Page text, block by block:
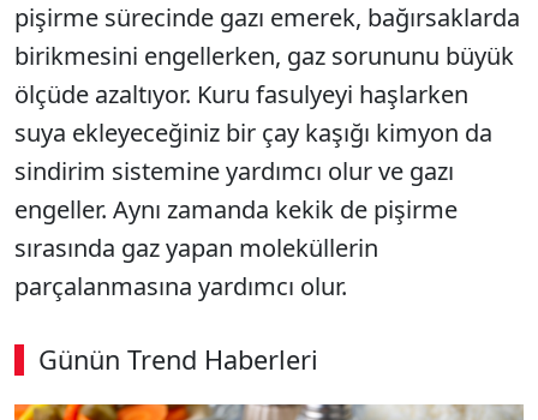
pişirme sürecinde gazı emerek, bağırsaklarda
birikmesini engellerken, gaz sorununu büyük
ölçüde azaltıyor. Kuru fasulyeyi haşlarken
suya ekleyeceğiniz bir çay kaşığı kimyon da
sindirim sistemine yardımcı olur ve gazı
engeller. Aynı zamanda kekik de pişirme
sırasında gaz yapan moleküllerin
parçalanmasına yardımcı olur.
Günün Trend Haberleri
00:02 / 09:15